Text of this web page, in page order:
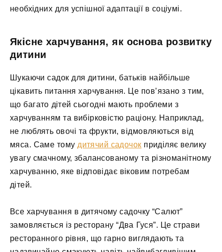
необхідних для успішної адаптації в соціумі.
Якісне харчування, як основа розвитку
дитини
Шукаючи садок для дитини, батьків найбільше
цікавить питання харчування. Це пов’язано з тим,
що багато дітей сьогодні мають проблеми з
харчуванням та вибірковістю раціону. Наприклад,
не люблять овочі та фрукти, відмовляються від
мяса. Саме тому дитячий садочок приділяє велику
увагу смачному, збалансованому та різноманітному
харчуванню, яке відповідає віковим потребам
дітей.
Все харчування в дитячому садочку “Салют”
замовляється із ресторану “Два Гуся”. Це страви
ресторанного рівня, що гарно виглядають та